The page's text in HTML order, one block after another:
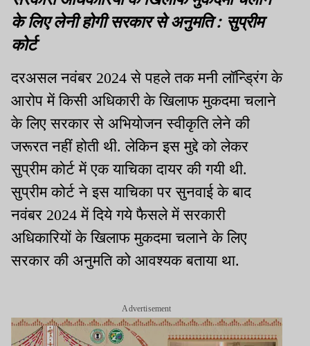
के लिए लेनी होगी सरकार से अनुमति : सुप्रीम
कोर्ट
दरअसल नवंबर 2024 से पहले तक मनी लॉन्ड्रिंग के
आरोप में किसी अधिकारी के खिलाफ मुकदमा चलाने
के लिए सरकार से अभियोजन स्वीकृति लेने की
जरूरत नहीं होती थी. लेकिन इस मुद्दे को लेकर
सुप्रीम कोर्ट में एक याचिका दायर की गयी थी.
सुप्रीम कोर्ट ने इस याचिका पर सुनवाई के बाद
नवंबर 2024 में दिये गये फैसले में सरकारी
अधिकारियों के खिलाफ मुकदमा चलाने के लिए
सरकार की अनुमति को आवश्यक बताया था.
Advertisement